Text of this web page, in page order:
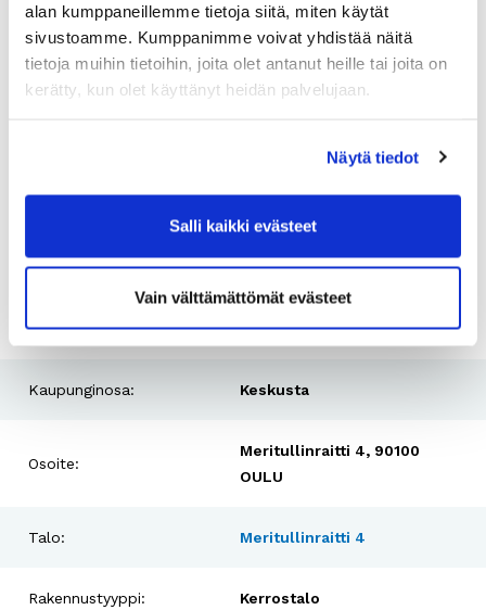
alan kumppaneillemme tietoja siitä, miten käytät
sivustoamme. Kumppanimme voivat yhdistää näitä
tietoja muihin tietoihin, joita olet antanut heille tai joita on
kerätty, kun olet käyttänyt heidän palvelujaan.
Näytä tiedot
Salli kaikki evästeet
Vain välttämättömät evästeet
Asuntohakemus tulee tehdä kotisivumme www.sivakka.fi
kautta. Tarjoamme asuntoja vain asuntohakemuksen
jättäneille. Asuntoesittelystä pääsee sopimaan
mahdollisen asuntotarjouksen yhteydessä.
Sivakan tuhansissa vuokrakodeissa viihtyy suuri määrä
asuntohakemus!
Vuokra sisältää:
Kaupunginosa: Keskusta
Osoite:
Meritullinraitti 4, 90100
OULU
Talo: Meritullinraitti 4
Rakennustyyppi: Kerrostalo